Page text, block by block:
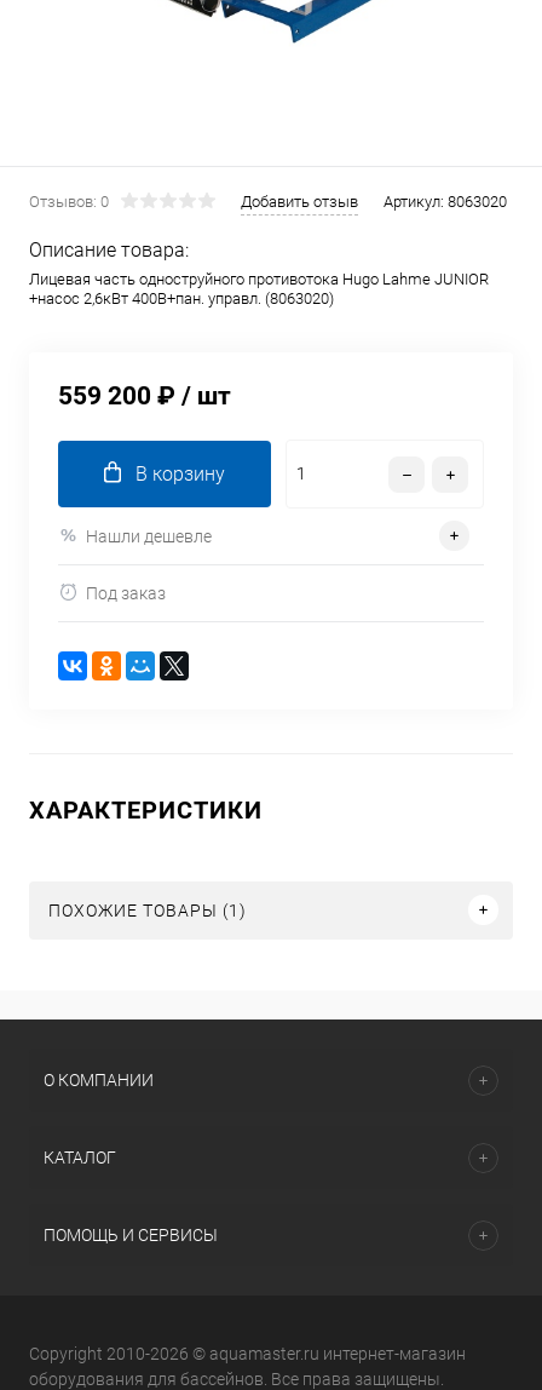
Отзывов: 0 Добавить отзыв Артикул: 8063020
Описание товара:
Лицевая часть одноструйного противотока Hugo Lahme JUNIOR
+насос 2,6кВт 400В+пан. управл. (8063020)
559 200 ₽ / шт
В корзину
Нашли дешевле
Под заказ
ХАРАКТЕРИСТИКИ
ПОХОЖИЕ ТОВАРЫ (1)
О КОМПАНИИ
КАТАЛОГ
ПОМОЩЬ И СЕРВИСЫ
Copyright 2010-2026 © aquamaster.ru интернет-магазин
оборудования для бассейнов. Все права защищены.